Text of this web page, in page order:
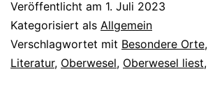
und
liest
Veröffentlicht am 1. Juli 2023
Kategorisiert als Allgemein
Verschlagwortet mit Besondere Orte,
Literatur, Oberwesel, Oberwesel liest,